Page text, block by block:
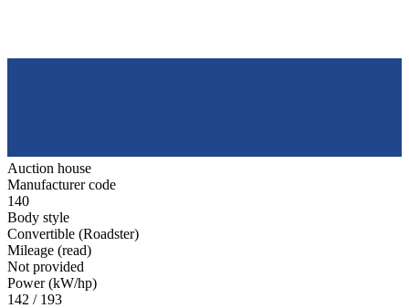
Auction house
Manufacturer code
140
Body style
Convertible (Roadster)
Mileage (read)
Not provided
Power (kW/hp)
142 / 193